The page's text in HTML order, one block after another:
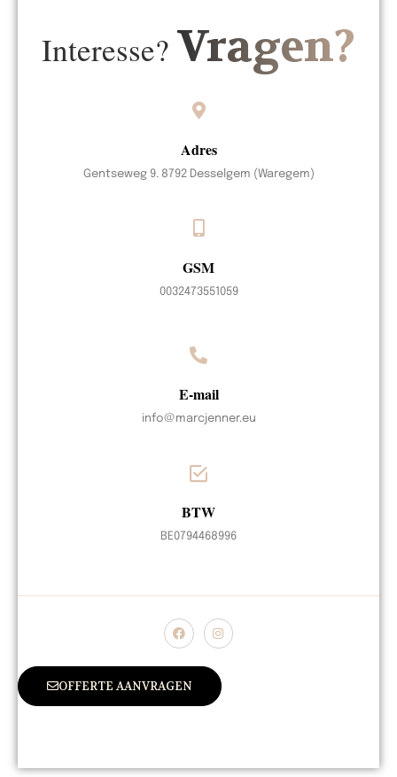
Interesse? Vragen?
Adres
Gentseweg 9. 8792 Desselgem (Waregem)
GSM
0032473551059
E-mail
info@marcjenner.eu
BTW
BE0794468996
OFFERTE AANVRAGEN